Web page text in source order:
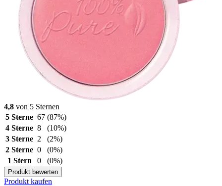
4,8 von 5 Sternen
5 Sterne 67 (87%)
4 Sterne 8
(10%)
3 Sterne 2
(2%)
2 Sterne 0
(0%)
1 Stern
0 (0%)
Produkt bewerten
Produkt kaufen